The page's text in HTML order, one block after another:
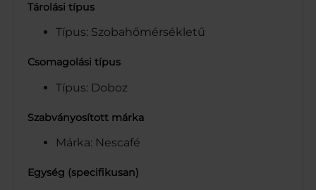
Tárolási típus
Típus: Szobahőmérsékletű
Csomagolási típus
Típus: Doboz
Szabványosított márka
Márka: Nescafé
Egység (specifikusan)